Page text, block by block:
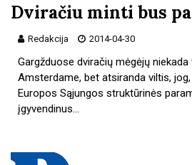
Dviračiu minti bus
Redakcija 2014-04-30
Gargžduose dviračių mėgėjų
Amsterdame, bet atsiranda viltis,
Europos Sąjungos struktūrinės
įgyvendinus…